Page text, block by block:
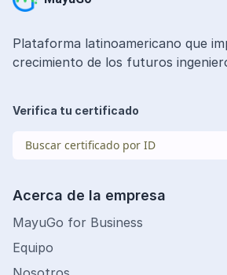
Plataforma latinoamericano que
crecimiento de los futuros
Verifica tu certificado
Acerca de la empresa
MayuGo for Business
Equipo